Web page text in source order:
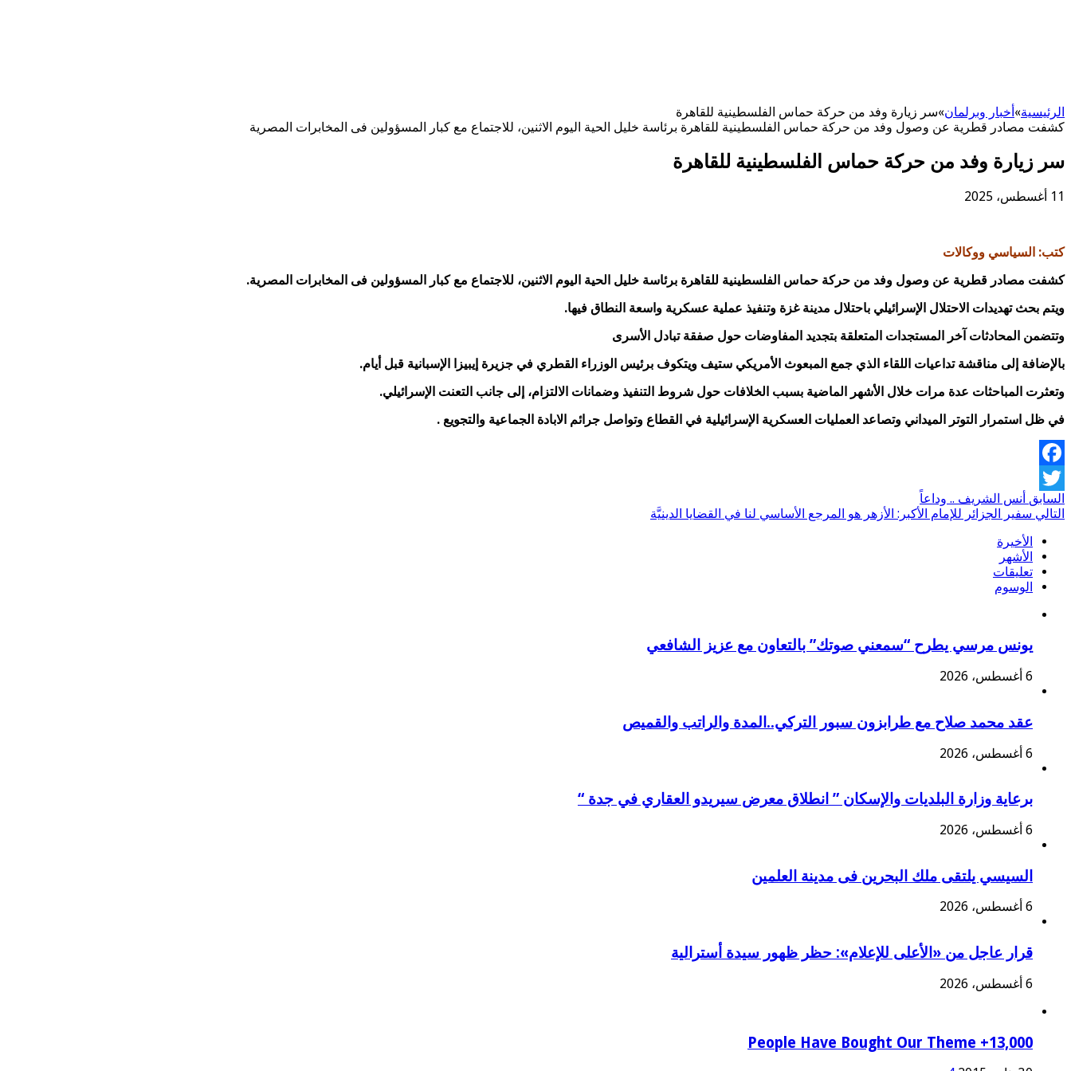
الرئيسية»أخبار وبرلمان»سر زيارة وفد من حركة حماس الفلسطينية للقاهرة
كشفت مصادر قطرية عن وصول وفد من حركة حماس الفلسطينية للقاهرة برئاسة خليل الحية اليوم الاثنين، للاجتماع مع كبار المسؤولين فى المخابرات المصرية
سر زيارة وفد من حركة حماس الفلسطينية للقاهرة
11 أغسطس، 2025
كتب: السياسي ووكالات
كشفت مصادر قطرية عن وصول وفد من حركة حماس الفلسطينية للقاهرة برئاسة خليل الحية اليوم الاثنين، للاجتماع مع كبار المسؤولين فى المخابرات المصرية.
ويتم بحث تهديدات الاحتلال الإسرائيلي باحتلال مدينة غزة وتنفيذ عملية عسكرية واسعة النطاق فيها.
وتتضمن المحادثات آخر المستجدات المتعلقة بتجديد المفاوضات حول صفقة تبادل الأسرى
بالإضافة إلى مناقشة تداعيات اللقاء الذي جمع المبعوث الأمريكي ستيف ويتكوف برئيس الوزراء القطري في جزيرة إيبيزا الإسبانية قبل أيام.
وتعثرت المباحثات عدة مرات خلال الأشهر الماضية بسبب الخلافات حول شروط التنفيذ وضمانات الالتزام، إلى جانب التعنت الإسرائيلي.
في ظل استمرار التوتر الميداني وتصاعد العمليات العسكرية الإسرائيلية في القطاع وتواصل جرائم الابادة الجماعية والتجويع .
Facebook
Twitter
السابق أنس الشريف .. وداعاً
التالي سفير الجزائر للإمام الأكبر: الأزهر هو المرجع الأساسي لنا في القضايا الدينيَّة
الأخيرة
الأشهر
تعليقات
الوسوم
يونس مرسي يطرح “سمعني صوتك” بالتعاون مع عزيز الشافعي
6 أغسطس، 2026
عقد محمد صلاح مع طرابزون سبور التركي..المدة والراتب والقميص
6 أغسطس، 2026
برعاية وزارة البلديات والإسكان ” انطلاق معرض سيريدو العقاري في جدة “
6 أغسطس، 2026
السيسي يلتقى ملك البحرين فى مدينة العلمين
6 أغسطس، 2026
قرار عاجل من «الأعلى للإعلام»: حظر ظهور سيدة أسترالية
6 أغسطس، 2026
13,000+ People Have Bought Our Theme